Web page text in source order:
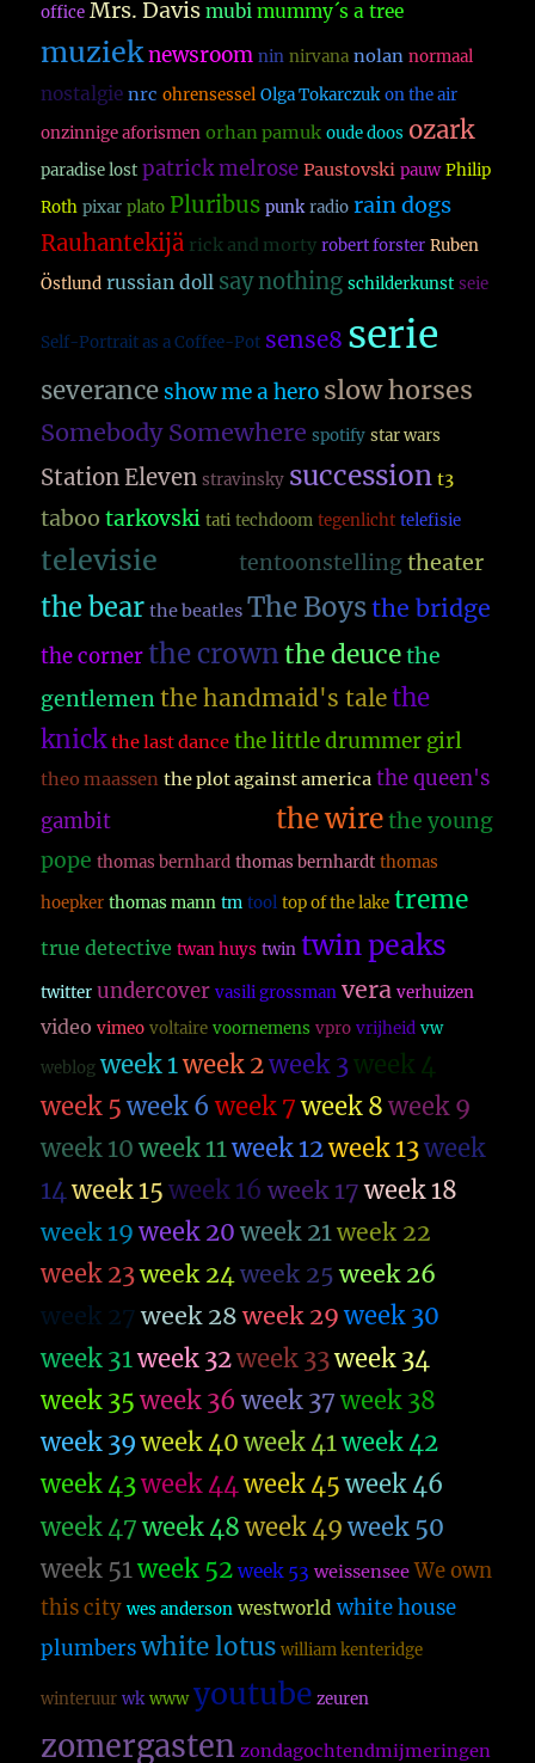
office Mrs. Davis mubi mummy´s a tree
muzieknewsroom nin nirvana nolan normaal
nostalgie nrc ohrensessel Olga Tokarczuk on the air
onzinnige aforismen orhan pamuk oude doos ozark
paradise lost patrick melrose Paustovski pauw Philip
Roth pixar plato Pluribus punk radio rain dogs
Rauhantekijä rick and morty robert forster Ruben
Östlund russian doll say nothing schilderkunst seie
Self-Portrait as a Coffee-Pot sense8 serie
severance show me a hero slow horses
Somebody Somewhere spotify star wars
Station Eleven stravinsky succession t3
taboo tarkovski tati techdoom tegenlicht telefisie
televisie tentoonstelling theater
the bear the beatles The Boysthe bridge
the corner the crownthe deuce the
gentlemen the handmaid's talethe
knick the last dance the little drummer girl
theo maassen the plot against america the queen's
gambit
the wire the young
pope thomas bernhard thomas bernhardt thomas
hoepker thomas mann tm tool top of the lake treme
true detective twan huys twin twin peaks
twitter undercover vasili grossman vera verhuizen
video vimeo voltaire voornemens vpro vrijheid vw
weblog week 1week 2week 3week 4
week 5 week 6 week 7 week 8 week 9
week 10 week 11week 12week 13week
14week 15 week 16 week 17 week 18
week 19 week 20 week 21week 22
week 23week 24week 25 week 26
week 27 week 28 week 29 week 30
week 31week 32week 33week 34
week 35 week 36 week 37 week 38
week 39 week 40 week 41week 42
week 43week 44week 45 week 46
week 47 week 48 week 49 week 50
week 51week 52 week 53 weissensee We own
this city wes anderson westworld white house
plumbers white lotus william kenteridge
winteruur wk www youtube zeuren
zomergasten zondagochtendmijmeringen